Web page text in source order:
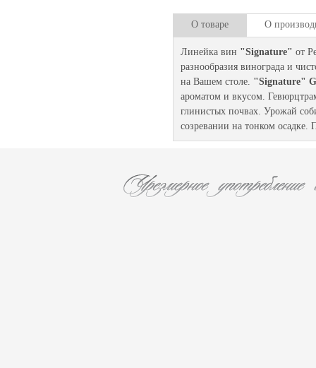
О товаре О
Линейка вин "Signature" от
разнообразия винограда и
на Вашем столе. "Signature"
ароматом и вкусом.
глинистых почвах. Урожай
созревании на тонком осадке.